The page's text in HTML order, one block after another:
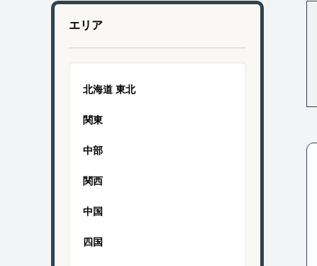
エリア
北海道 東北
関東
中部
関西
中国
四国